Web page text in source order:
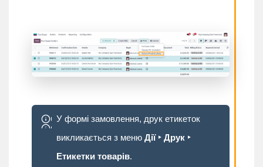
У формі замовлення, друк етикеток
викликається з меню Дії ‣ Друк ‣
Етикетки товарів.